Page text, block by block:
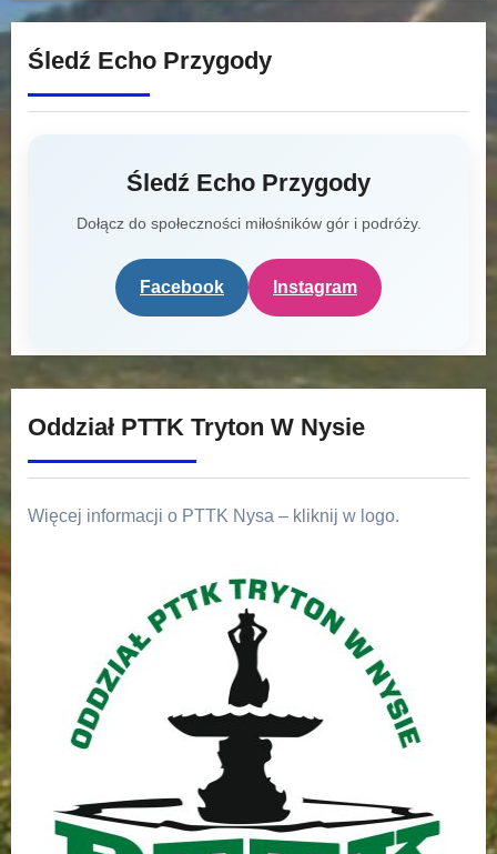
Śledź Echo Przygody
Śledź Echo Przygody
Dołącz do społeczności miłośników gór i podróży.
Facebook Instagram
Oddział PTTK Tryton W Nysie
Więcej informacji o PTTK Nysa – kliknij w logo.